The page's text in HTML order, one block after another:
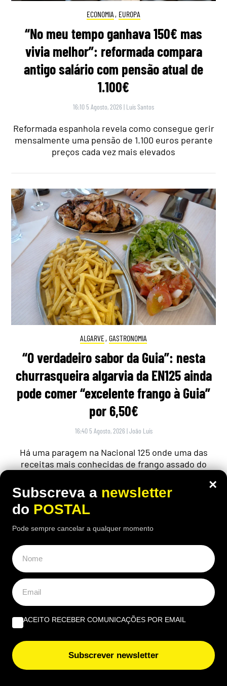
ECONOMIA , EUROPA
“No meu tempo ganhava 150€ mas
vivia melhor”: reformada compara
antigo salário com pensão atual de
1.100€
16:10 5 Agosto, 2026 | Luís Santos
Reformada espanhola revela como consegue gerir
mensalmente uma pensão de 1.100 euros perante
preços cada vez mais elevados
ALGARVE, GASTRONOMIA
“O verdadeiro sabor da Guia”: nesta
churrasqueira algarvia da EN125 ainda
pode comer “excelente frango à Guia”
por 6,50€
16:40 5 Agosto, 2026 |João Luís
Há uma paragem na Nacional 125 onde uma das
receitas mais conhecidas de frango assado do
verão
×
Subscreva a newsletter
do POSTAL
Pode sempre cancelar a qualquer momento
ACEITO RECEBER COMUNICAÇÕES POR EMAIL
Subscrever newsletter